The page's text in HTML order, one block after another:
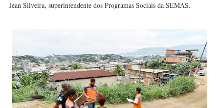
Jean Silveira, superintendente dos Programas Sociais da SEMAS.